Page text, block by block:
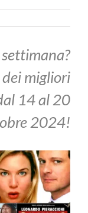
dei migliori
14 al 20
2024!